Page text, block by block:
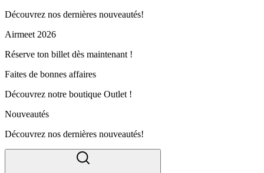
Découvrez nos dernières nouveautés!
Airmeet 2026
Réserve ton billet dès maintenant !
Faites de bonnes affaires
Découvrez notre boutique Outlet !
Nouveautés
Découvrez nos dernières nouveautés!